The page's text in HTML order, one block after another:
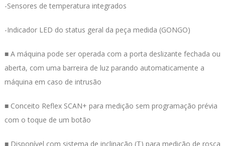
-Sensores de temperatura integrados
-Indicador LED do status geral da peça medida (GONGO)
■ A máquina pode ser operada com a porta deslizante fechada ou
aberta, com uma barreira de luz parando automaticamente a
máquina em caso de intrusão
■ Conceito Reflex SCAN+ para medição sem programação prévia
com o toque de um botão
■ Disponível com sistema de inclinação (T) para medição de rosca